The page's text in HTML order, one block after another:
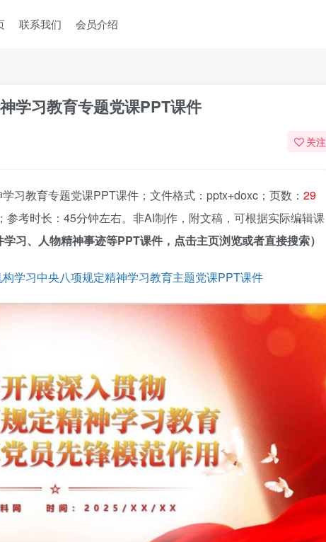
联系我们 会员介绍
学习教育专题党课PPT课件
关注
习教育专题党课PPT课件；文件格式：pptx+doxc；页数： 29
参考时长：45分钟左右。非AI制作，附文稿，可根据实际编辑课
习、人物精神事迹等PPT课件，点击主页浏览或者直接搜索）
学习中央八项规定精神学习教育主题党课PPT课件